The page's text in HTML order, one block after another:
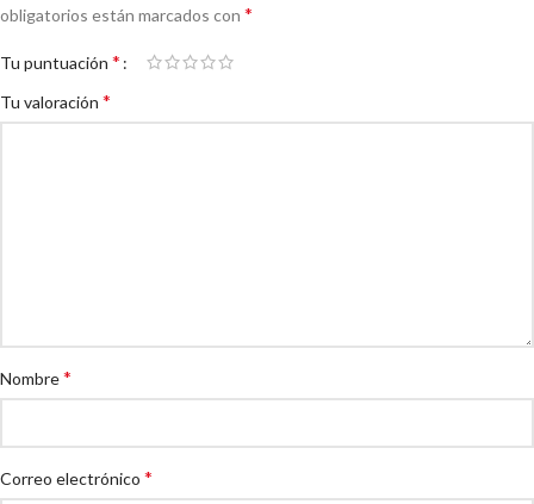
obligatorios están marcados con *
Tu puntuación *
Tu valoración *
Nombre*
Correo electrónico *